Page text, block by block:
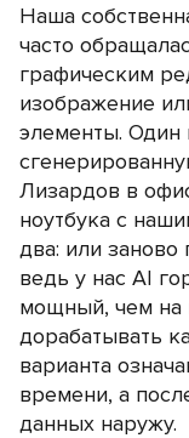
Наша
часто
графическим
изображение
элементы. Один
Лизардов в
ноутбука с
два: или заново
ведь у нас АI
мощный, чем на
дорабатывать
варианта
времени, а
данных наружу.